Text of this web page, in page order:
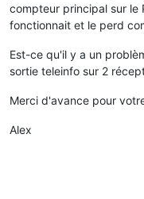
compteur principal sur le
fonctionnait et le perd
Est-ce qu'il y a un
sortie teleinfo sur 2
Merci d'avance pour
Alex